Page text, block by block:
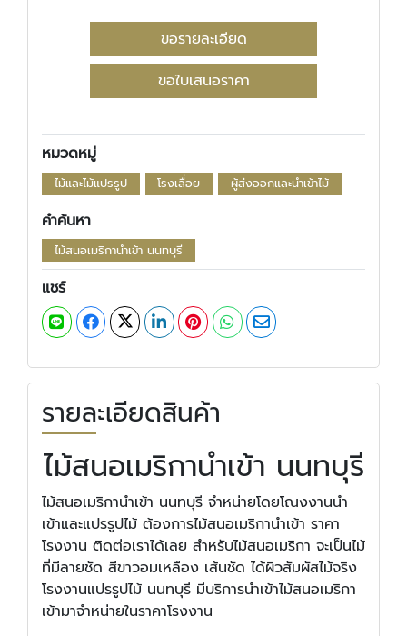
ขอรายละเอียด
ขอใบเสนอราคา
หมวดหมู่
ไม้และไม้แปรรูป โรงเลื่อย ผู้ส่งออกและนำเข้าไม้
คำค้นหา
ไม้สนอเมริกานำเข้า นนทบุรี
แชร์
รายละเอียดสินค้า
ไม้สนอเมริกานำเข้า นนทบุรี
ไม้สนอเมริกานำเข้า นนทบุรี จำหน่ายโดยโณงงานนำ
เข้าและแปรรูปไม้ ต้องการไม้สนอเมริกานำเข้า ราคา
โรงงาน ติดต่อเราได้เลย สำหรับไม้สนอเมริกา จะเป็นไม้
ที่มีลายชัด สีขาวอมเหลือง เส้นชัด ได้ผิวสัมผัสไม้จริง
โรงงานแปรรูปไม้ นนทบุรี มีบริการนำเข้าไม้สนอเมริกา
เข้ามาจำหน่ายในราคาโรงงาน